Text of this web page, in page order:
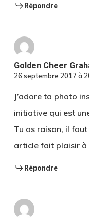
Répondre
Golden Cheer
26 septembre 2017 à
J’adore ta photo
initiative qui est
Tu as raison, il faut
article fait plaisir à
Répondre